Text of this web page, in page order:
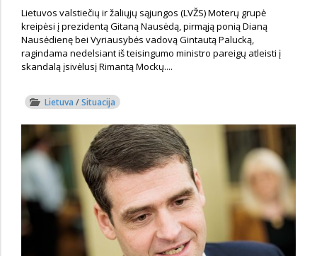
Lietuvos valstiečių ir žaliųjų sąjungos (LVŽS) Moterų grupė
kreipėsi į prezidentą Gitaną Nausėdą, pirmąją ponią Dianą
Nausėdienę bei Vyriausybės vadovą Gintautą Palucką,
ragindama nedelsiant iš teisingumo ministro pareigų atleisti į
skandalą įsivėlusį Rimantą Mockų....
Lietuva /Situacija